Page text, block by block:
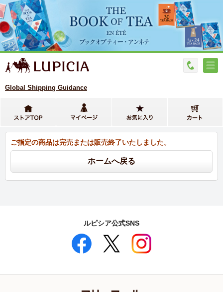
Global Shipping Guidance
ご指定の商品は完売または販売終了いたしました。
ルピシア公式SNS